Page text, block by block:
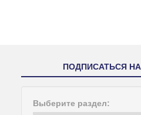
ПОДПИСАТЬСЯ
Выберите раздел: